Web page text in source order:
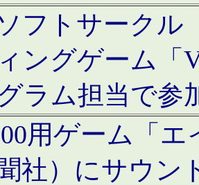
フトサークル
ングゲーム「
ラム担当で参
用ゲーム「
社）にサウン